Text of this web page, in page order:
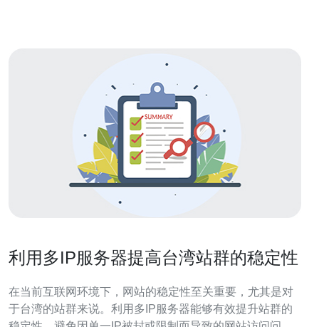
利用多IP服务器提高台湾站群的稳定性
在当前互联网环境下，网站的稳定性至关重要，尤其是对
于台湾的站群来说。利用多IP服务器能够有效提升站群的